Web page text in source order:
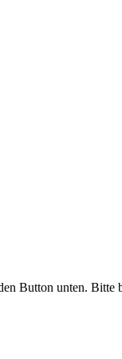
Button unten. Bitte